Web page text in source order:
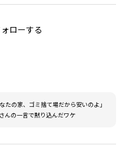
ローする
なたの家、ゴミ捨て場だから安いのよ」
んの一言で黙り込んだワケ